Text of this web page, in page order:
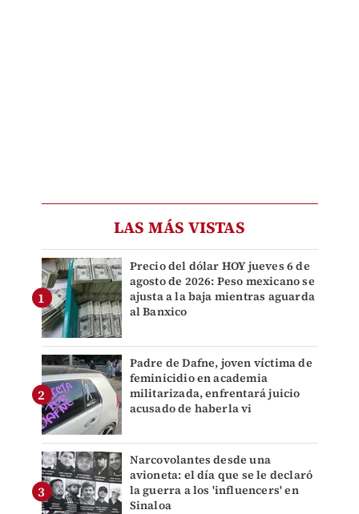
LAS MÁS VISTAS
Precio del dólar HOY jueves 6 de
agosto de 2026: Peso mexicano se
ajusta a la baja mientras aguarda
al Banxico
Padre de Dafne, joven víctima de
feminicidio en academia
militarizada, enfrentará juicio
acusado de haberla vi
Narcovolantes desde una
avioneta: el día que se le declaró
la guerra a los 'influencers' en
Sinaloa